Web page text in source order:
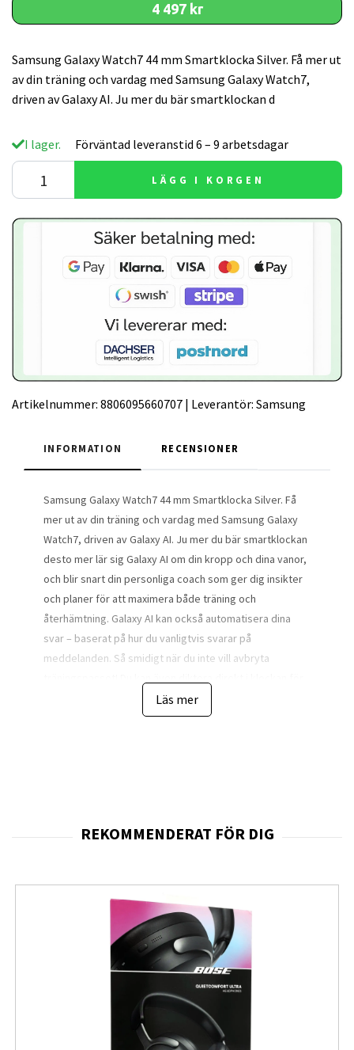
4 497 kr
Samsung Galaxy Watch7 44 mm Smartklocka Silver. Få mer ut
av din träning och vardag med Samsung Galaxy Watch7,
driven av Galaxy AI. Ju mer du bär smartklockan d
I lager. Förväntad leveranstid 6 – 9 arbetsdagar
LÄGG I KORGEN
Artikelnummer: 8806095660707 | Leverantör: Samsung
INFORMATION RECENSIONER
Samsung Galaxy Watch7 44 mm Smartklocka Silver. Få
mer ut av din träning och vardag med Samsung Galaxy
Watch7, driven av Galaxy AI. Ju mer du bär smartklockan
desto mer lär sig Galaxy AI om din kropp och dina vanor,
och blir snart din personliga coach som ger dig insikter
och planer för att maximera både träning och
återhämtning. Galaxy AI kan också automatisera dina
svar – baserat på hur du vanligtvis svarar på
meddelanden. Så smidigt när du inte vill avbryta
att sedan få texten nedskriven och summerad i din
Kraftfullt 3 nm-chip som gör klockan intuitiv och
cykel eller genom löpning)
Förbättrad GPS-noggrannhet med dubbelband GPS
IP68-klassificerad vatten- och dammbeständighet
Läs mer